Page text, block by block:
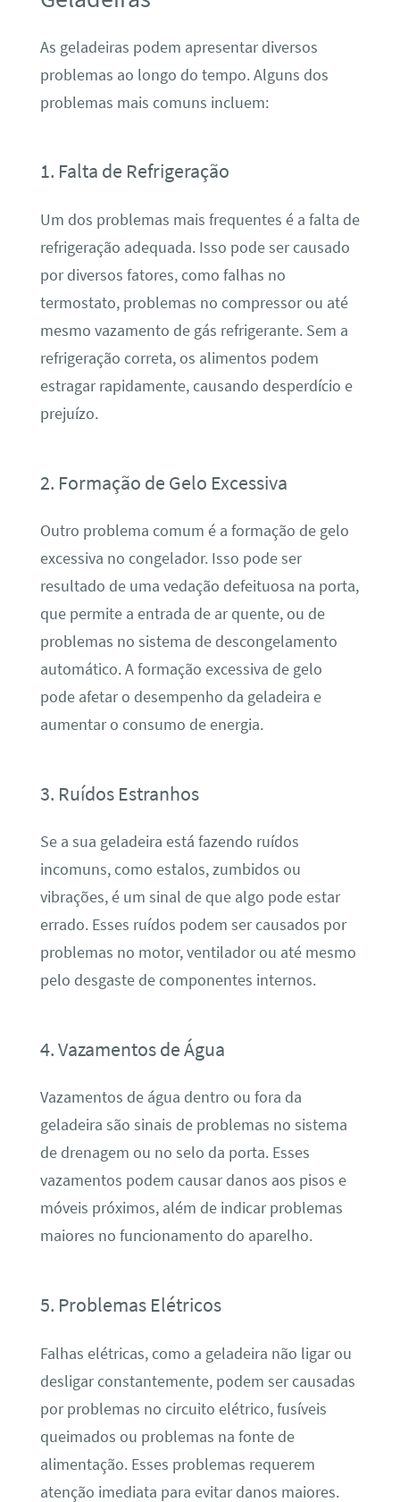
As geladeiras podem apresentar diversos
problemas ao longo do tempo. Alguns dos
problemas mais comuns incluem:
1. Falta de Refrigeração
Um dos problemas mais frequentes é a falta de
refrigeração adequada. Isso pode ser causado
por diversos fatores, como falhas no
termostato, problemas no compressor ou até
mesmo vazamento de gás refrigerante. Sem a
refrigeração correta, os alimentos podem
estragar rapidamente, causando desperdício e
prejuízo.
2. Formação de Gelo Excessiva
Outro problema comum é a formação de gelo
excessiva no congelador. Isso pode ser
resultado de uma vedação defeituosa na porta,
que permite a entrada de ar quente, ou de
problemas no sistema de descongelamento
automático. A formação excessiva de gelo
pode afetar o desempenho da geladeira e
aumentar o consumo de energia.
3. Ruídos Estranhos
Se a sua geladeira está fazendo ruídos
incomuns, como estalos, zumbidos ou
vibrações, é um sinal de que algo pode estar
errado. Esses ruídos podem ser causados por
problemas no motor, ventilador ou até mesmo
pelo desgaste de componentes internos.
4. Vazamentos de Água
Vazamentos de água dentro ou fora da
geladeira são sinais de problemas no sistema
de drenagem ou no selo da porta. Esses
vazamentos podem causar danos aos pisos e
móveis próximos, além de indicar problemas
maiores no funcionamento do aparelho.
5. Problemas Elétricos
Falhas elétricas, como a geladeira não ligar ou
desligar constantemente, podem ser causadas
por problemas no circuito elétrico, fusíveis
queimados ou problemas na fonte de
alimentação. Esses problemas requerem
atenção imediata para evitar danos maiores.